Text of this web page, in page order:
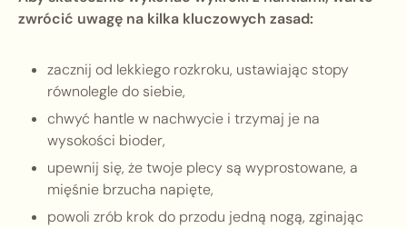
zwrócić uwagę na kilka kluczowych zasad:
zacznij od lekkiego rozkroku, ustawiając stopy
równolegle do siebie,
chwyć hantle w nachwycie i trzymaj je na
wysokości bioder,
upewnij się, że twoje plecy są wyprostowane, a
mięśnie brzucha napięte,
powoli zrób krok do przodu jedną nogą, zginając